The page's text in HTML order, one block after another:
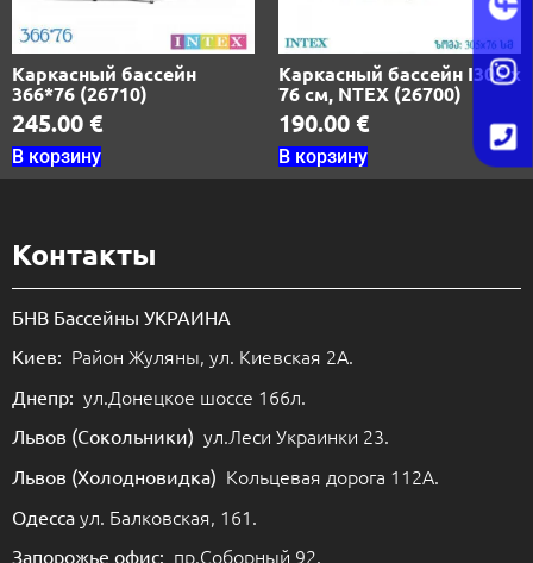
Каркасный бассейн
366*76 (26710)
245.00 €
В корзину
Каркасный бассейн I305 х
76 см, NTEX (26700)
190.00 €
В корзину
Контакты
БНВ Бассейны УКРАИНА
Киев: Район Жуляны, ул. Киевская 2А.
Днепр: ул.Донецкое шоссе 166л.
Львов (Сокольники) ул.Леси Украинки 23.
Львов (Холодновидка) Кольцевая дорога 112А.
Одесса ул. Балковская, 161.
Запорожье офис: пр.Соборный 92.